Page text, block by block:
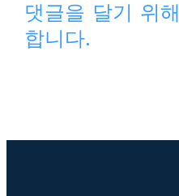
댓글을 달기 위
합니다.